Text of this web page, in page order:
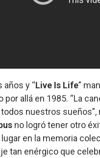
años y “Live Is Life”
por allá en 1985. “La
nuestros sueños”,
no logró tener otro
en la memoria
tan enérgico que